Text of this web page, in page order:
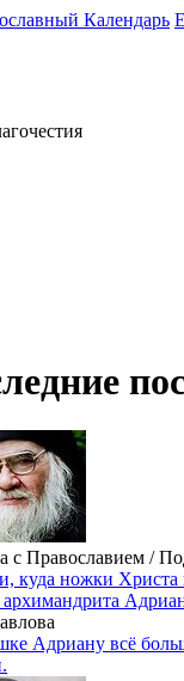
Календарь
с Православием /
куда ножки Христа
Адриану всё